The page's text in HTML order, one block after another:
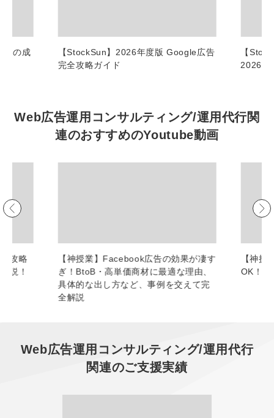
内部監査室長
募集要項一覧
つの成
【StockSun】2026年度版 Google広告
完全攻略ガイド
【
2026
Web広告運用コンサルティング/運用代行関
連のおすすめのYoutube動画
攻略
説！
【神授業】Facebook広告の効果が凄す
ぎ！BtoB・高単価商材に最適な理由、
具体的な出し方など、事例を交えて完
全解説
【神授
OK！始
Web広告運用コンサルティング/運用代行
関連のご支援実績